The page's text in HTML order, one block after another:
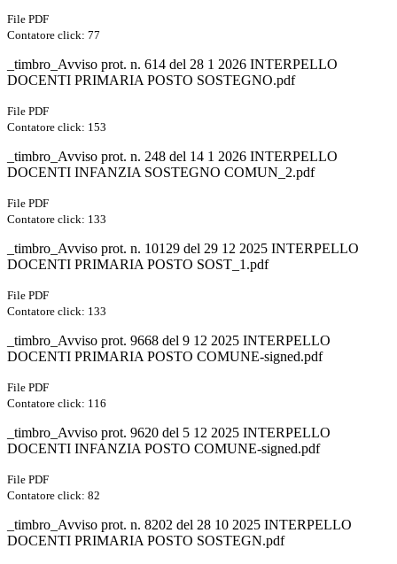
File PDF
Contatore click: 77
_timbro_Avviso prot. n. 614 del 28 1 2026 INTERPELLO
DOCENTI PRIMARIA POSTO SOSTEGNO.pdf
File PDF
Contatore click: 153
_timbro_Avviso prot. n. 248 del 14 1 2026 INTERPELLO
DOCENTI INFANZIA SOSTEGNO COMUN_2.pdf
File PDF
Contatore click: 133
_timbro_Avviso prot. n. 10129 del 29 12 2025 INTERPELLO
DOCENTI PRIMARIA POSTO SOST_1.pdf
File PDF
Contatore click: 133
_timbro_Avviso prot. 9668 del 9 12 2025 INTERPELLO
DOCENTI PRIMARIA POSTO COMUNE-signed.pdf
File PDF
Contatore click: 116
_timbro_Avviso prot. 9620 del 5 12 2025 INTERPELLO
DOCENTI INFANZIA POSTO COMUNE-signed.pdf
File PDF
Contatore click: 82
_timbro_Avviso prot. n. 8202 del 28 10 2025 INTERPELLO
DOCENTI PRIMARIA POSTO SOSTEGN.pdf